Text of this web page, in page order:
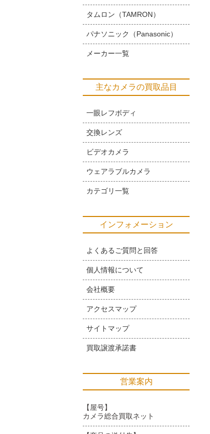
タムロン（TAMRON）
パナソニック（Panasonic）
メーカー一覧
主なカメラの買取品目
一眼レフボディ
交換レンズ
ビデオカメラ
ウェアラブルカメラ
カテゴリ一覧
インフォメーション
よくあるご質問と回答
個人情報について
会社概要
アクセスマップ
サイトマップ
買取譲渡承諾書
営業案内
【屋号】
カメラ総合買取ネット